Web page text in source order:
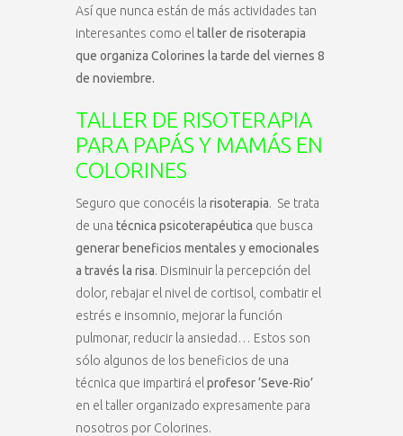
Así que nunca están de más actividades tan
interesantes como el taller de risoterapia
que organiza Colorines la tarde del viernes 8
de noviembre.
TALLER DE RISOTERAPIA
PARA PAPÁS Y MAMÁS EN
COLORINES
Seguro que conocéis la risoterapia. Se trata
de una técnica psicoterapéutica que busca
generar beneficios mentales y emocionales
a través la risa. Disminuir la percepción del
dolor, rebajar el nivel de cortisol, combatir el
estrés e insomnio, mejorar la función
pulmonar, reducir la ansiedad… Estos son
sólo algunos de los beneficios de una
técnica que impartirá el profesor ‘Seve-Rio’
en el taller organizado expresamente para
nosotros por Colorines.